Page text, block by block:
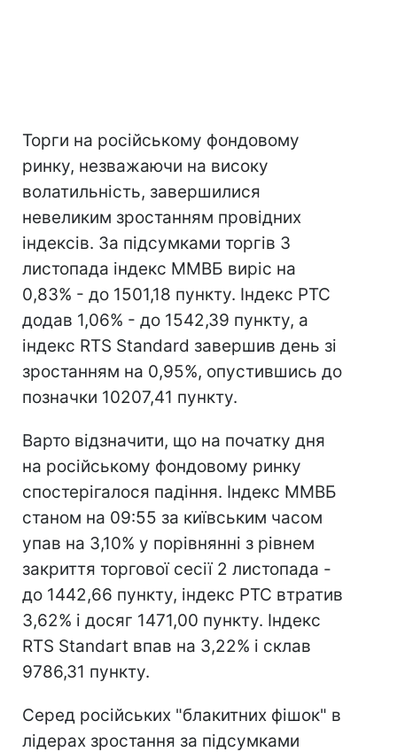
Торги на російському фондовому
ринку, незважаючи на високу
волатильність, завершилися
невеликим зростанням провідних
індексів. За підсумками торгів 3
листопада індекс ММВБ виріс на
0,83% - до 1501,18 пункту. Індекс РТС
додав 1,06% - до 1542,39 пункту, а
індекс RTS Standard завершив день зі
зростанням на 0,95%, опустившись до
позначки 10207,41 пункту.
Варто відзначити, що на початку дня
на російському фондовому ринку
спостерігалося падіння. Індекс ММВБ
станом на 09:55 за київським часом
упав на 3,10% у порівнянні з рівнем
закриття торгової сесії 2 листопада -
до 1442,66 пункту, індекс РТС втратив
3,62% і досяг 1471,00 пункту. Індекс
RTS Standart впав на 3,22% і склав
9786,31 пункту.
Серед російських "блакитних фішок" в
лідерах зростання за підсумками